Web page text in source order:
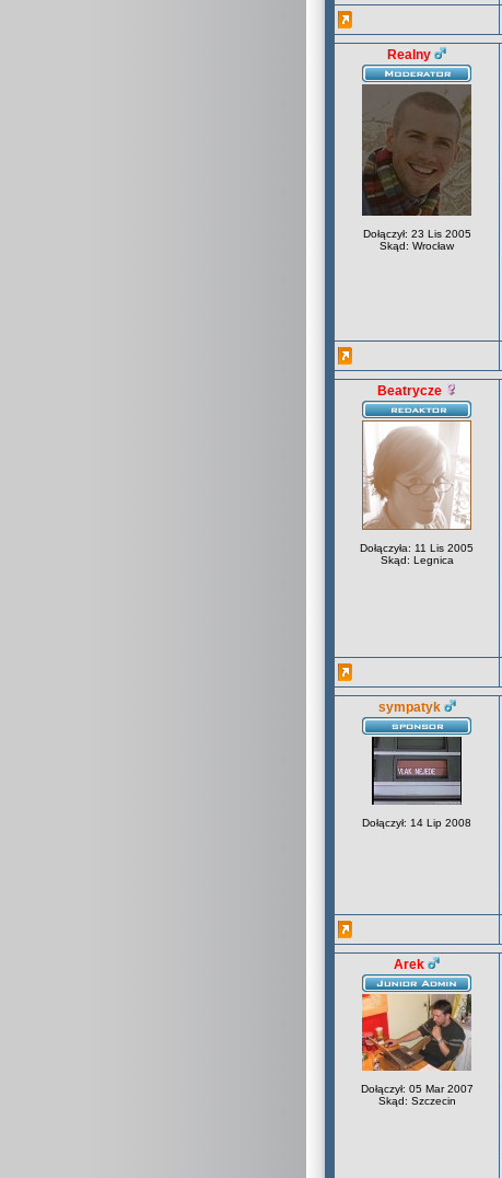
Realny
Dołączył: 23 Lis 2005
Skąd: Wrocław
Beatrycze
Dołączyła: 11 Lis 2005
Skąd: Legnica
sympatyk
Dołączył: 14 Lip 2008
Arek
Dołączył: 05 Mar 2007
Skąd: Szczecin